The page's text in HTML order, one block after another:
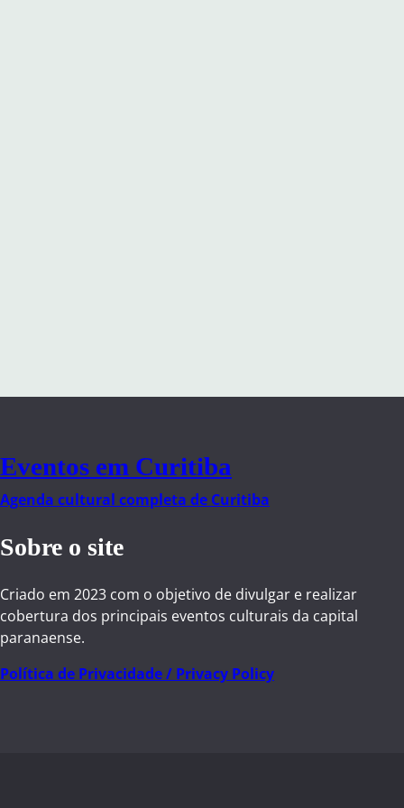
Eventos em Curitiba
Agenda cultural completa de Curitiba
Sobre o site
Criado em 2023 com o objetivo de divulgar e realizar
cobertura dos principais eventos culturais da capital
paranaense.
Política de Privacidade / Privacy Policy